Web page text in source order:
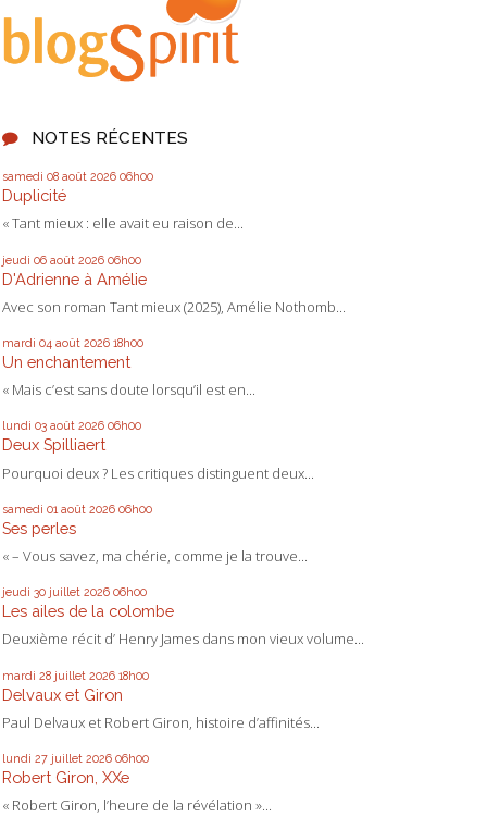
NOTES RÉCENTES
samedi 08 août 2026 06h00
Duplicité
« Tant mieux : elle avait eu raison de...
jeudi 06 août 2026 06h00
D'Adrienne à Amélie
Avec son roman Tant mieux (2025), Amélie Nothomb...
mardi 04 août 2026 18h00
Un enchantement
« Mais c’est sans doute lorsqu’il est en...
lundi 03 août 2026 06h00
Deux Spilliaert
Pourquoi deux ? Les critiques distinguent deux...
samedi 01 août 2026 06h00
Ses perles
« – Vous savez, ma chérie, comme je la trouve...
jeudi 30 juillet 2026 06h00
Les ailes de la colombe
Deuxième récit d’ Henry James dans mon vieux volume...
mardi 28 juillet 2026 18h00
Delvaux et Giron
Paul Delvaux et Robert Giron, histoire d’affinités...
lundi 27 juillet 2026 06h00
Robert Giron, XXe
« Robert Giron, l’heure de la révélation »...